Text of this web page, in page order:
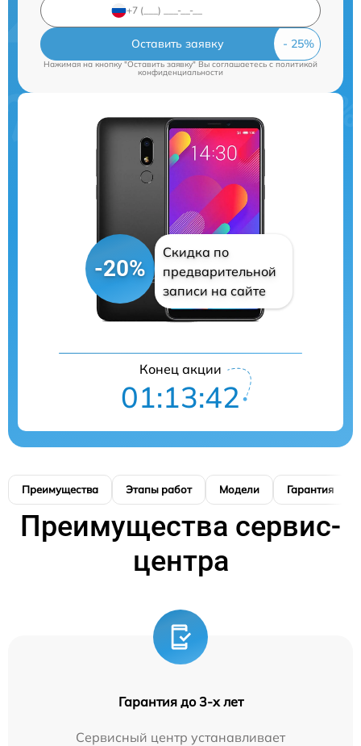
Оставить заявку
Нажимая на кнопку "Оставить заявку" Вы соглашаетесь cполитикой
конфиденциальности
-20%
Скидка по
предварительной
записи на сайте
Конец акции
01:13:41
Преимущества Этапы работ Модели Гарантия
Преимущества сервис-
центра
Гарантия до 3-х лет
Сервисный центр устанавливает